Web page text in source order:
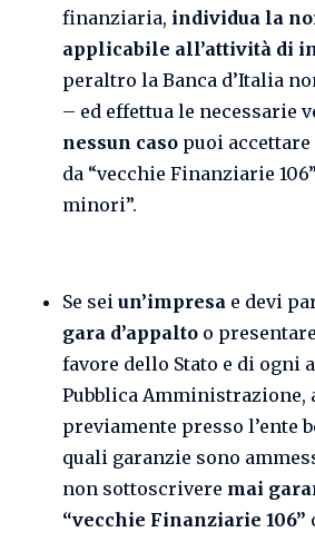
finanziaria, individua la
applicabile all’attività di
peraltro la Banca d’Italia
– ed effettua le necessarie
nessun caso puoi accettare
da “vecchie Finanziarie
minori”.
Se sei un’impresa e devi
gara d’appalto o
favore dello Stato e di ogni
Pubblica Amministrazione,
previamente presso l’ente
quali garanzie sono
non sottoscrivere mai
“vecchie Finanziarie 106”